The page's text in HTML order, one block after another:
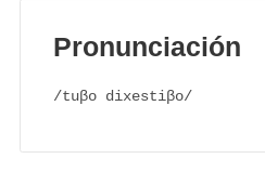
Pronunciación
/tuβo dixestiβo/